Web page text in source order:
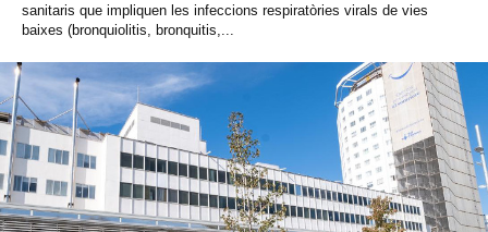
Agenda
English
CERCAR
sanitaris que impliquen les infeccions respiratòries virals de vies
baixes (bronquiolitis, bronquitis,...